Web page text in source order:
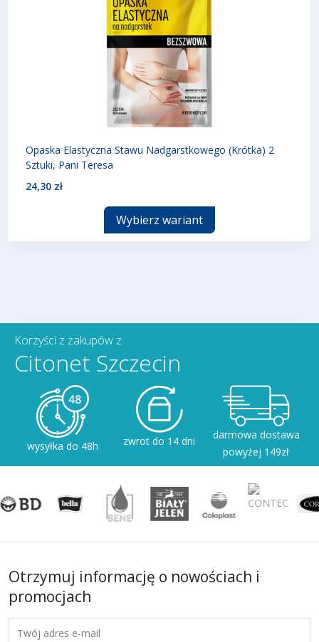
Opaska Elastyczna Stawu Nadgarstkowego (krótka) 2
Sztuki, Pani Teresa
24,30 zł
Wybierz wariant
Korzyści z zakupów z
Citonet Szczecin
wysyłka do 48h zwrot do 14 dni
darmowa dostawa
powyżej 149zł
Otrzymuj informację o nowościach i
promocjach